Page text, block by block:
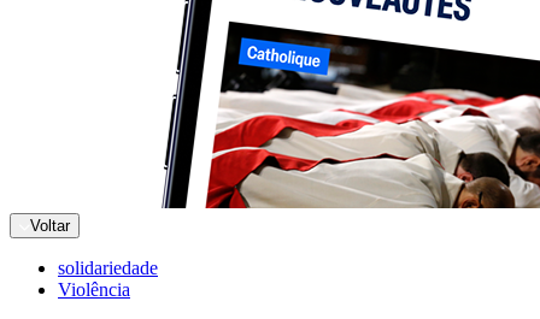
Voltar
solidariedade
Violência